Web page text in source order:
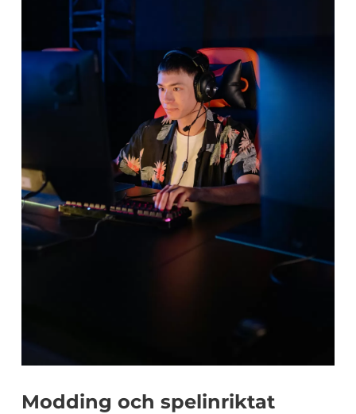
Modding och spelinriktat